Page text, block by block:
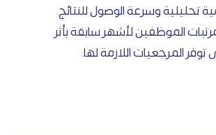
تحليلية وسرعة الوصول للنتائج.
الموظفين لأشهر سابقة بأثر
المرجعيات اللازمة لها.